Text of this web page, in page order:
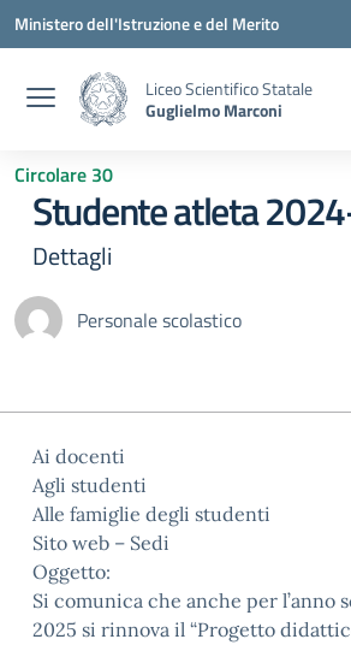
Vai ai contenuti
Vai al menu di navigazione
Vai al footer
Ministero dell'Istruzione e del Merito
Liceo Scientifico Statale
Guglielmo Marconi
Circolare 30
Studente atleta
Dettagli
Personale scolastico
Ai docenti
Agli studenti
Alle famiglie degli studenti
Sito web – Sedi
Oggetto:
Si comunica che anche per l’anno
2025 si rinnova il “Progetto